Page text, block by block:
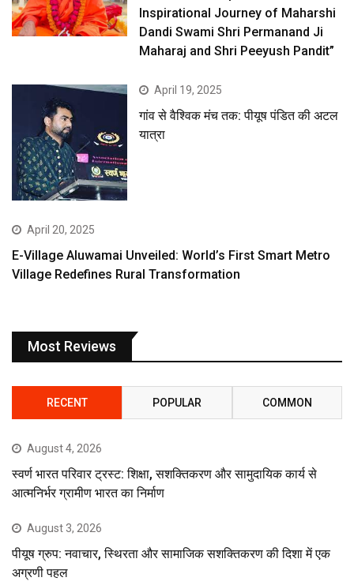
Inspirational Journey of Maharshi
Dandi Swami Shri Permanand Ji
Maharaj and Shri Peeyush Pandit”
April 19, 2025
गांव से वैश्विक मंच तक: पीयूष पंडित की अटल
यात्रा
April 20, 2025
E-Village Aluwamai Unveiled: World’s First Smart Metro
Village Redefines Rural Transformation
Most Reviews
RECENT POPULAR COMMON
August 4, 2026
स्वर्ण भारत परिवार ट्रस्ट: शिक्षा, सशक्तिकरण और सामुदायिक कार्य से
आत्मनिर्भर ग्रामीण भारत का निर्माण
August 3, 2026
पीयूष ग्रुप: नवाचार, स्थिरता और सामाजिक सशक्तिकरण की दिशा में एक
अग्रणी पहल